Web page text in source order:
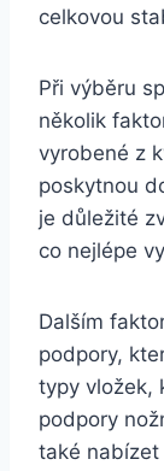
celkovou
Při výběru
několik
vyrobené z
poskytnou
je důležité
co nejlépe
Dalším
podpory,
typy vložek,
podpory
také nabízet